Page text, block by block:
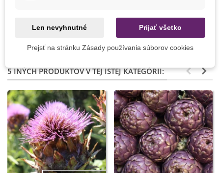
ks
5 INÝCH PRODUKTOV V TEJ ISTEJ KATEGÓRII:
Len nevyhnutné Prijať všetko
Prejsť na stránku Zásady používania súborov cookies